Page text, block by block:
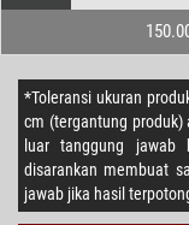
*Toleransi ukuran
cm (tergantung
luar tanggung jawab
disarankan membuat
jawab jika hasil